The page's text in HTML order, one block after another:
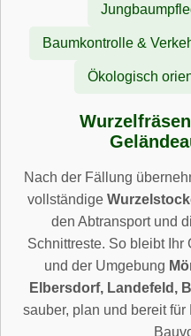
Baumkontrolle &
Ökologisch
Nach der Fällung
vollständige
den Abtransport und
Schnittreste. So bleibt Ihr
und der Umgebung
Elbersdorf, Landefeld,
sauber, plan und bereit